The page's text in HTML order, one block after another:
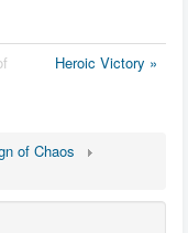
Heroic Victory »
of Chaos